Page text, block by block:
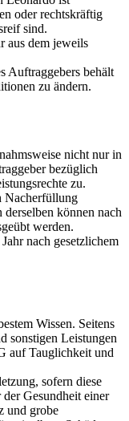
oder rechtskräftig
sind.
aus dem jeweils
Auftraggebers behält
zu ändern.
nicht nur in
bezüglich
zu.
Nacherfüllung
können nach
werden.
nach gesetzlichem
Wissen. Seitens
sonstigen Leistungen
auf Tauglichkeit und
sofern diese
Gesundheit einer
und grobe